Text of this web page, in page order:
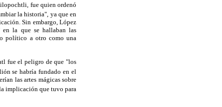
fue quien ordenó
la historia", ya que en
Sin embargo, López
en la que se hallaban las
político a otro como una
fue el peligro de que "los
se habría fundado en el
las artes mágicas sobre
implicación que tuvo para